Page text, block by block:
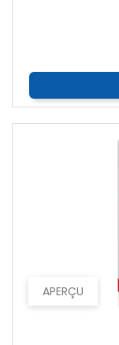
APERÇU